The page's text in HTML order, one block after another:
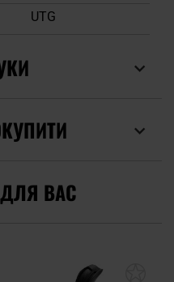
UTG
ДЛЯ ВАС